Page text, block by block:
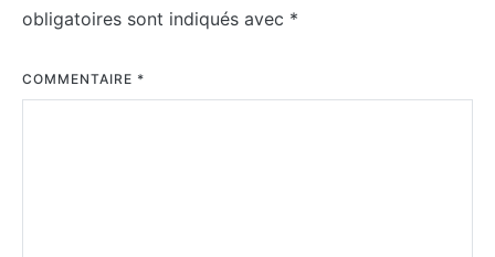
obligatoires sont indiqués avec *
COMMENTAIRE *